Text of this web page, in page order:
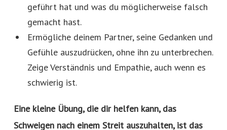
geführt hat und was du möglicherweise falsch
gemacht hast.
Ermögliche deinem Partner, seine Gedanken und
Gefühle auszudrücken, ohne ihn zu unterbrechen.
Zeige Verständnis und Empathie, auch wenn es
schwierig ist.
Eine kleine Übung, die dir helfen kann, das
Schweigen nach einem Streit auszuhalten, ist das